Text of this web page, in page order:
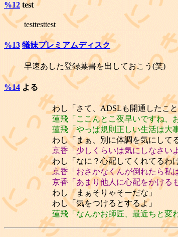
%12 test
testtesttest
%13 犠妹プレミアムディスク
早速あした登録葉書を出しておこう(笑)
%14 よる
わし「さて、ADSLも開通したこ
蓮飛「ここんとこ夜早いですね、
蓮飛「やっぱ規則正しい生活は大
わし「まぁ、別に体調を気にして
京香「少しくらいは気にしなさいよ
わし「なに？心配してくれてるわけ
京香「おさかなくんが倒れたら私
京香「あまり他人に心配をかける
わし「まぁそりゃそーだな」
わし「気をつけるとするよ」
蓮飛「なんかお師匠、最近ちと